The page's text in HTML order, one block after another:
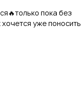
пока без
уже поносить